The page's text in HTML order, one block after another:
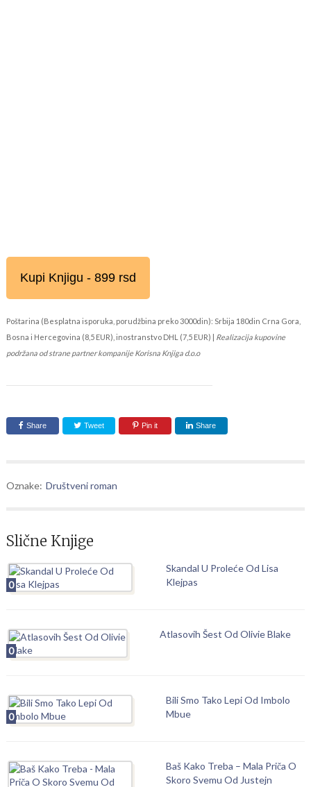
Kupi Knjigu - 899 rsd
Poštarina (Besplatna isporuka, porudžbina preko 3000din): Srbija 180din Crna Gora,
Bosna i Hercegovina (8,5 EUR), inostranstvo DHL (7,5 EUR) | Realizacija kupovine
podržana od strane partner kompanije Korisna Knjiga d.o.o
Share Tweet Pin it Share
Oznake: Društveni roman
Slične Knjige
0
Skandal U Proleće Od Lisa
Klejpas
0
Atlasovih Šest Od Olivie Blake
0
Bili Smo Tako Lepi Od Imbolo
Mbue
Baš Kako Treba – Mala Priča O
Skoro Svemu Od Justejn